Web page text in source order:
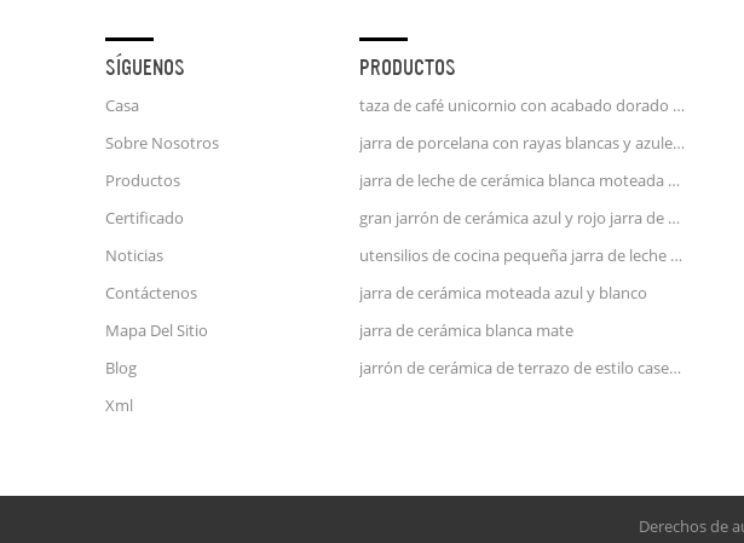
SÍGUENOS
Casa
Sobre Nosotros
Productos
Certificado
Noticias
Contáctenos
Mapa Del Sitio
Blog
Xml
PRODUCTOS
taza de café unicornio con acabado dorado en relieve de mango de oro de 25 oz
jarra de porcelana con rayas blancas y azules jarra de agua
jarra de leche de cerámica blanca moteada azul y rosa
gran jarrón de cerámica azul y rojo jarra de agua
utensilios de cocina pequeña jarra de leche de cerámica verde
jarra de cerámica moteada azul y blanco
jarra de cerámica blanca mate
jarrón de cerámica de terrazo de estilo casero de zara con cara
Derechos de